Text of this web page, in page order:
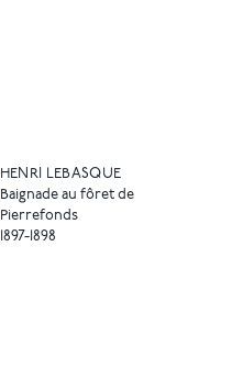
HENRI LEBASQUE
Baignade au fôret de
Pierrefonds
1897-1898